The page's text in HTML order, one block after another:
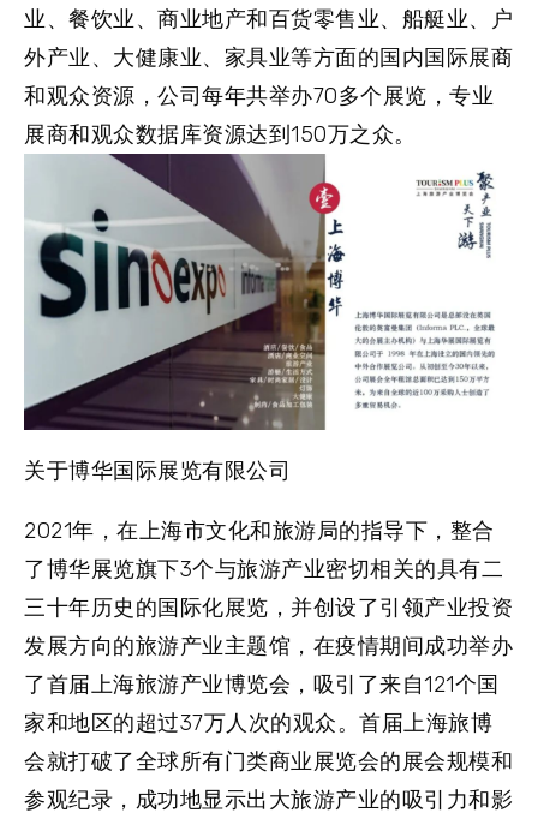
业、餐饮业、商业地产和百货零售业、船艇业、户
外产业、大健康业、家具业等方面的国内国际展商
和观众资源，公司每年共举办70多个展览，专业
展商和观众数据库资源达到150万之众。
关于博华国际展览有限公司
2021年，在上海市文化和旅游局的指导下，整合
了博华展览旗下3个与旅游产业密切相关的具有二
三十年历史的国际化展览，并创设了引领产业投资
发展方向的旅游产业主题馆，在疫情期间成功举办
了首届上海旅游产业博览会，吸引了来自121个国
家和地区的超过37万人次的观众。首届上海旅博
会就打破了全球所有门类商业展览会的展会规模和
参观纪录，成功地显示出大旅游产业的吸引力和影